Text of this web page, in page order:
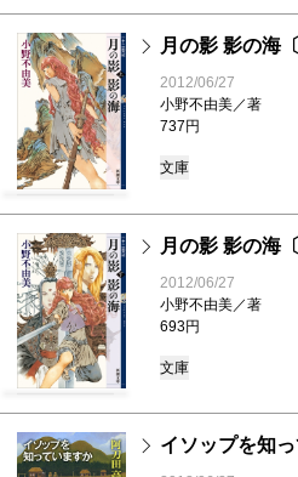
月の影 影の海
2012/06/27
小野不由美／著
737円
文庫
月の影 影の海
2012/06/27
小野不由美／著
693円
文庫
イソップを知